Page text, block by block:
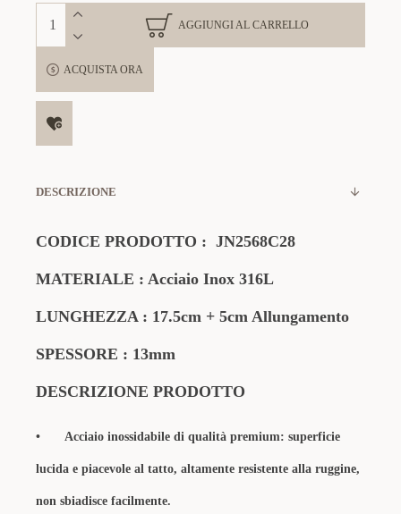
AGGIUNGI AL CARRELLO
ACQUISTA ORA
DESCRIZIONE
CODICE PRODOTTO : JN2568C28
MATERIALE : Acciaio Inox 316L
LUNGHEZZA : 17.5cm + 5cm Allungamento
SPESSORE : 13mm
DESCRIZIONE PRODOTTO
• Acciaio inossidabile di qualità premium: superficie
lucida e piacevole al tatto, altamente resistente alla ruggine,
non sbiadisce facilmente.